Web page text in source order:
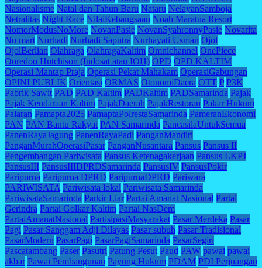
Nasionalisme Natal dan Tahun Baru Nataru NelayanSamboja
Netralitas Night Race NilaiKebangsaan Noah Maratua Resort
NomorModusNoMore NovanPasie NovanSyahronnyPasie Novarita
Nu mart Nurhadi Nurhadi Saputra Nurhayati Usman Ojol
OjolBerlian Olahraga OlahragaKaltim Omnichannel OnePiece
Ooredoo Hutchison (Indosat atau IOH) OPD OPD KALTIM
Operasi Mantap Praja Operasi Pekat Mahakam OperasiGabungan
OPINI PUBLIK Orientasi ORMAS OtonomiDaera OTT P P3K
Pabrik Sawit PAD PAD Kaltim PADKaltim PADSamarinda Pajak
Pajak Kendaraan Kaltim PajakDaerah PajakRestoran Pakar Hukum
Palaran Pamapta2025 PamaptaPolrestaSamarinda PameranEkonomi
PAN PAN Bantu Rakyat PAN Samarinda PancasilaUntukSemua
PanenRayaJagung PanenRayaPadi PanganMandiri
PanganMurahOperasiPasar PanganNusantara Pansus Pansus II
Pengembangan Pariwisata Pansus Ketenagakerjaan Pansus LKPJ
PansusIII PansusIIIDPRDSamarinda PansusIV PansusPokir
Paripurna Paripurna DPRD ParipurnaDPRD Pariwara
PARIWISATA Pariwisata lokal Pariwisata Samarinda
PariwisataSamarinda Parkir Liar Partai Amanat Nasional Partai
Gerindra Partai Golkar Kaltim Partai NasDem
PartaiAmanatNasional PartisipasiMasyarakat Pasar Merdeka Pasar
Pagi Pasar Sanggam Adji Dilayas Pasar subuh Pasar Tradisional
PasarModern PasarPagi PasarPagiSamarinda PasarSegiri
Pascatambang Paser Pasutri Patung Pesut Paud PAW pawai pawai
akbar Pawai Pembangunan Payung Hukum PDAM PDI Perjuangan